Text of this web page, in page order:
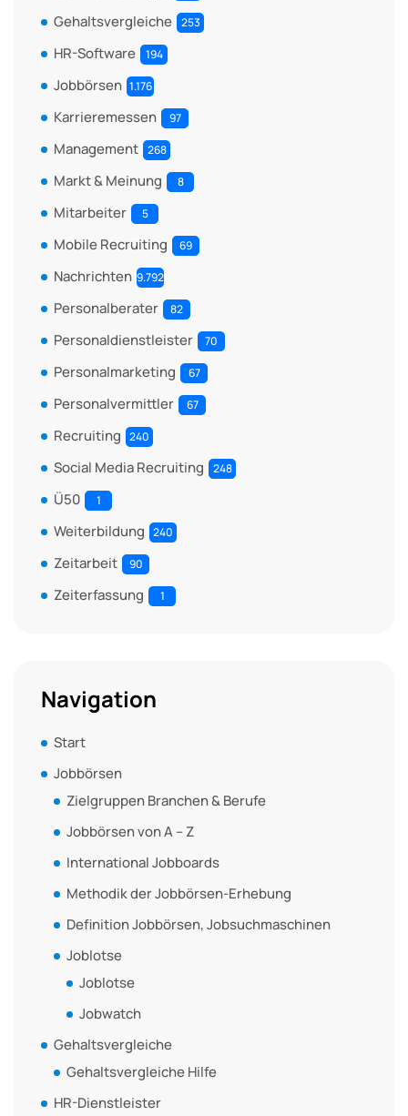
Gehaltsvergleiche 253
HR-Software 194
Jobbörsen 1.176
Karrieremessen 97
Management 268
Markt & Meinung 8
Mitarbeiter 5
Mobile Recruiting 69
Nachrichten 9.792
Personalberater 82
Personaldienstleister 70
Personalmarketing 67
Personalvermittler 67
Recruiting 240
Social Media Recruiting 248
Ü50 1
Weiterbildung 240
Zeitarbeit 90
Zeiterfassung 1
Navigation
Start
Jobbörsen
Zielgruppen Branchen & Berufe
Jobbörsen von A – Z
International Jobboards
Methodik der Jobbörsen-Erhebung
Definition Jobbörsen, Jobsuchmaschinen
Joblotse
Joblotse
Jobwatch
Gehaltsvergleiche
Gehaltsvergleiche Hilfe
HR-Dienstleister